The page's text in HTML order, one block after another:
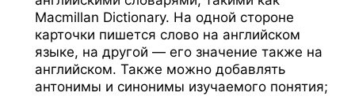
Macmillan Dictionary. На одной стороне
карточки пишется слово на английском
языке, на другой — его значение также на
английском. Также можно добавлять
антонимы и синонимы изучаемого понятия;